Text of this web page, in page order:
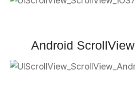
Android ScrollView